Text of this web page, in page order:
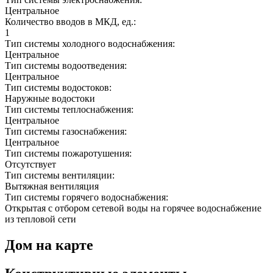
Центральное
Количество вводов в МКД, ед.:
1
Тип системы холодного водоснабжения:
Центральное
Тип системы водоотведения:
Центральное
Тип системы водостоков:
Наружные водостоки
Тип системы теплоснабжения:
Центральное
Тип системы газоснабжения:
Центральное
Тип системы пожаротушения:
Отсутствует
Тип системы вентиляции:
Вытяжная вентиляция
Тип системы горячего водоснабжения:
Открытая с отбором сетевой воды на горячее водоснабжение
из тепловой сети
Дом на карте